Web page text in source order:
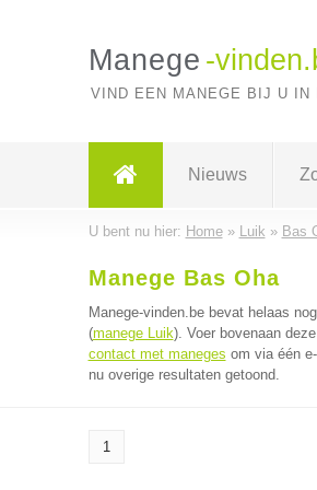
Manege -
VIND EEN MANEGE BIJ U IN
Nieuws
U bent nu hier: Home» Luik » Bas
Manege Bas Oha
Manege-vinden.be bevat helaas
(manege Luik). Voer bovenaan
contact met maneges om via één
nu overige resultaten getoond.
1